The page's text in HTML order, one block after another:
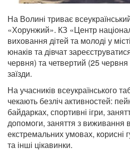
На Волині триває
«Хорунжий». КЗ «Центр
виховання дітей та молоді у
юнаків та дівчат
червня) та четвертий (25
заїзди.
На учасників всеукраїнського
чекають безліч активностей:
байдарках, спортивні ігри,
допомоги, заняття з виживання в
екстремальних умовах, корисні
та інші цікавинки.